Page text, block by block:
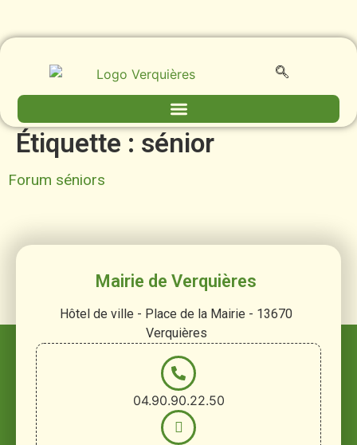
Étiquette : sénior
Forum séniors
Mairie de Verquières
Hôtel de ville - Place de la Mairie - 13670
Verquières
04.90.90.22.50